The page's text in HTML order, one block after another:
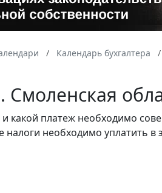
Календарь бухгалтера
и какой платеж необходимо
необходимо уплатить